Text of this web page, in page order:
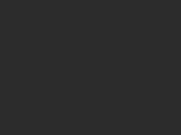
E-320 Touring
V6 5p Aut.